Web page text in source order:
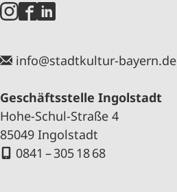
info@stadtkultur-bayern.de
Geschäftsstelle Ingolstadt
Hohe-Schul-Straße 4
85049 Ingolstadt
0841 – 305 18 68